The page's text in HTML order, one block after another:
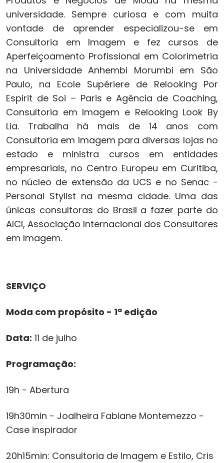
universidade. Sempre curiosa e com muita
vontade de aprender especializou-se em
Consultoria em Imagem e fez cursos de
Aperfeiçoamento Profissional em Colorimetria
na Universidade Anhembi Morumbi em São
Paulo, na Ecole Supériere de Relooking Por
Espirit de Soi – Paris e Agência de Coaching,
Consultoria em Imagem e Relooking Look By
Lia. Trabalha há mais de 14 anos com
Consultoria em Imagem para diversas lojas no
estado e ministra cursos em entidades
empresariais, no Centro Europeu em Curitiba,
no núcleo de extensão da UCS e no Senac -
Personal Stylist na mesma cidade. Uma das
únicas consultoras do Brasil a fazer parte do
AICI, Associação Internacional dos Consultores
em Imagem.
SERVIÇO
Moda com propósito - 1ª edição
Data: 11 de julho
Programação:
19h - Abertura
19h30min - Joalheira Fabiane Montemezzo -
Case inspirador
20h15min: Consultoria de Imagem e Estilo, Cris